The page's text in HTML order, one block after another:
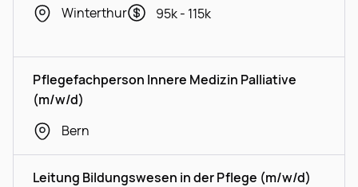
Winterthur
95k - 115k
Pflegefachperson Innere Medizin Palliative
(m/w/d)
Bern
Leitung Bildungswesen in der Pflege (m/w/d)